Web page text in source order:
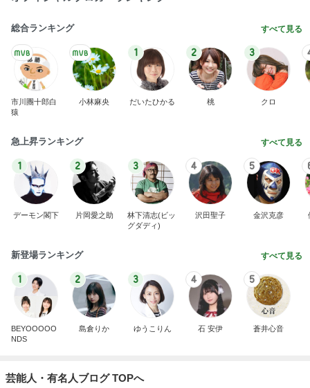
総合ランキング すべて見る
市川團十郎白
猿
小林麻央
1
だいたひかる
2
桃
3
クロ
急上昇ランキング すべて見る
1
デーモン閣下
2
片岡愛之助
3
林下清志(ビッ
グダディ)
4
沢田聖子
5
金沢克彦
新登場ランキング すべて見る
1
BEYOOOOO
NDS
2
島倉りか
3
ゆうこりん
4
石 安伊
5
蒼井心音
芸能人・有名人ブログ TOPへ